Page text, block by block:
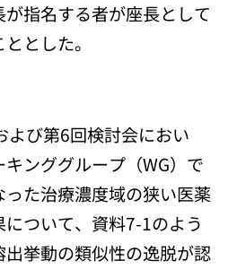
指名する者が座長として
とした。
び第6回検討会におい
ンググループ（WG）で
た治療濃度域の狭い医薬
ついて、資料7-1のよう
出挙動の類似性の逸脱が認